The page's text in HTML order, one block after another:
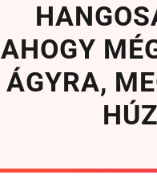
AHOGY
ÁGYRA,